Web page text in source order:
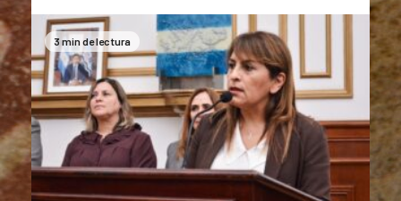
3 min de lectura